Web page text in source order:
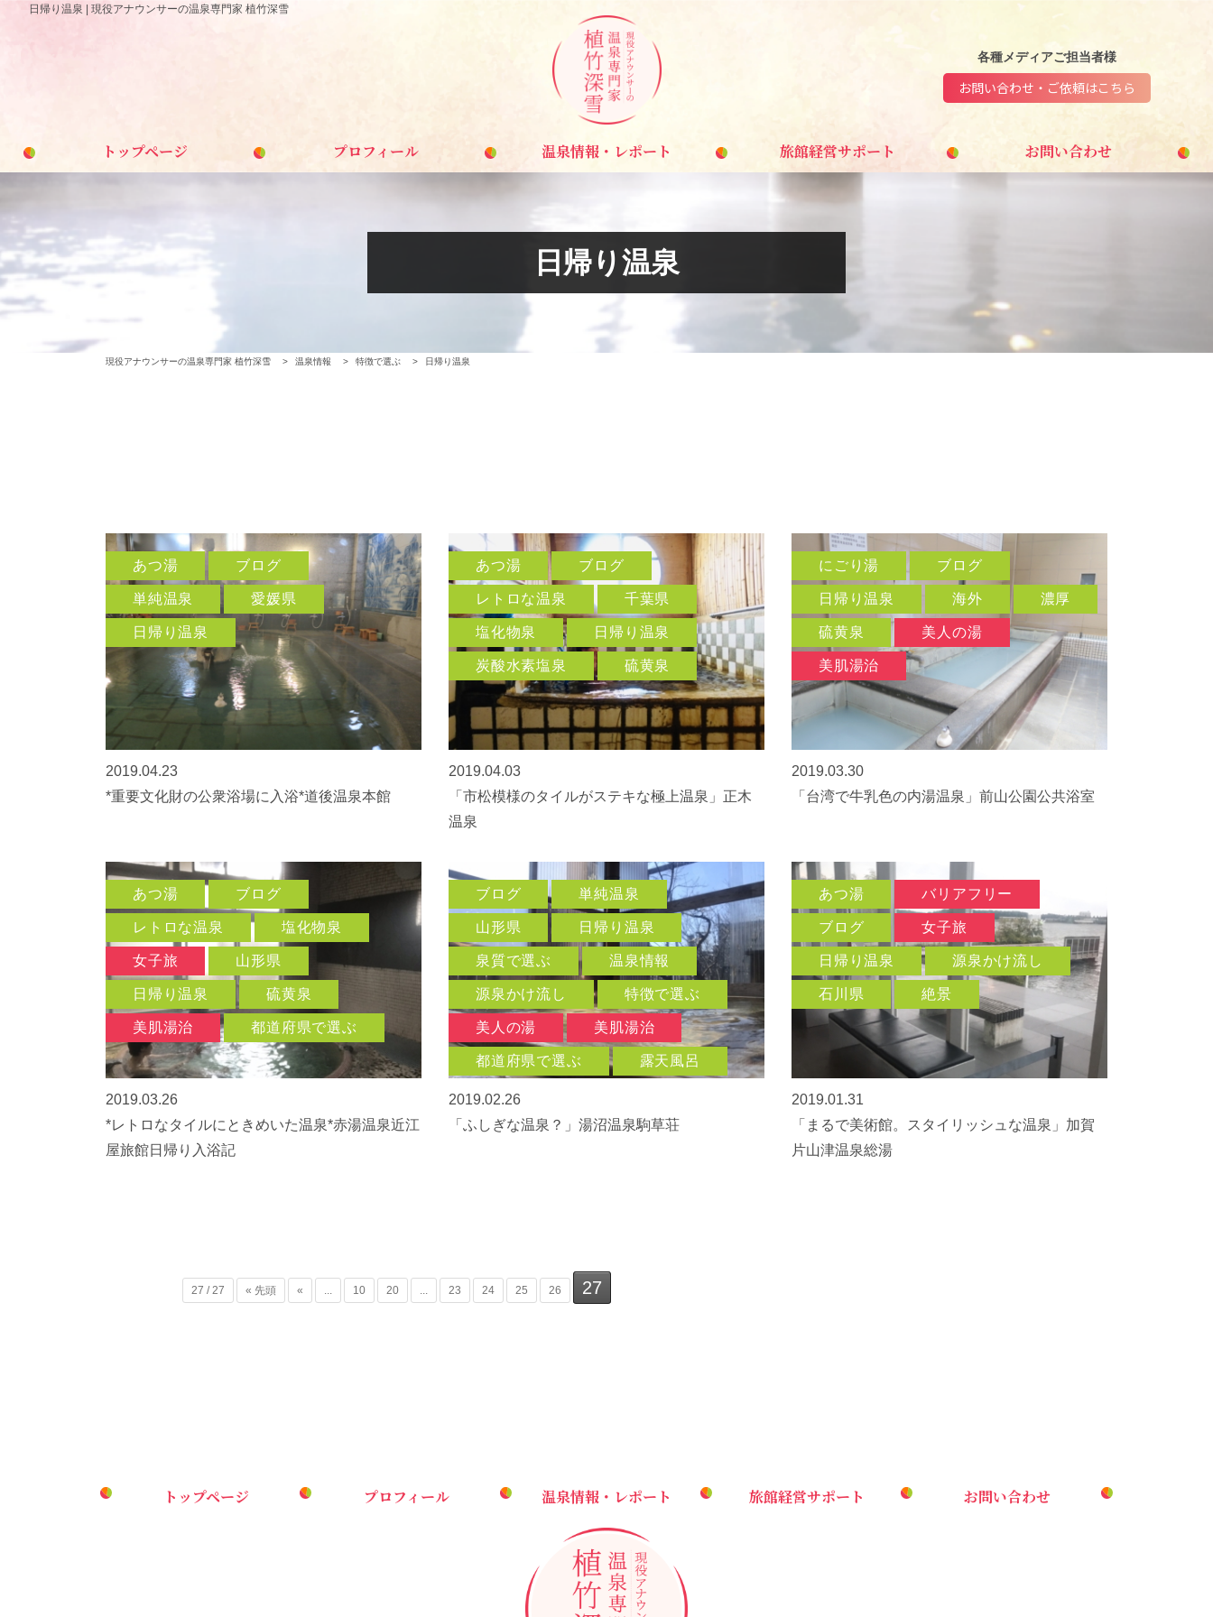
日帰り温泉 | 現役アナウンサーの温泉専門家 植竹深雪
各種メディアご担当者様
お問い合わせ・ご依頼はこちら
トップページ プロフィール 温泉情報・レポート 旅館経営サポート お問い合わせ
日帰り温泉
現役アナウンサーの温泉専門家 植竹深雪 > 温泉情報 > 特徴で選ぶ > 日帰り温泉
あつ湯 ブログ
単純温泉 愛媛県
日帰り温泉
2019.04.23
*重要文化財の公衆浴場に入浴*道後温泉本館
あつ湯 ブログ
レトロな温泉 千葉県
塩化物泉 日帰り温泉
炭酸水素塩泉 硫黄泉
2019.04.03
「市松模様のタイルがステキな極上温泉」正木
温泉
にごり湯 ブログ
日帰り温泉 海外 濃厚
硫黄泉 美人の湯
美肌湯治
2019.03.30
「台湾で牛乳色の内湯温泉」前山公園公共浴室
あつ湯 ブログ
レトロな温泉 塩化物泉
女子旅 山形県
日帰り温泉 硫黄泉
美肌湯治 都道府県で選ぶ
2019.03.26
*レトロなタイルにときめいた温泉*赤湯温泉近江
屋旅館日帰り入浴記
ブログ 単純温泉
山形県 日帰り温泉
泉質で選ぶ 温泉情報
源泉かけ流し 特徴で選ぶ
美人の湯 美肌湯治
都道府県で選ぶ 露天風呂
2019.02.26
「ふしぎな温泉？」湯沼温泉駒草荘
あつ湯 バリアフリー
ブログ 女子旅
日帰り温泉 源泉かけ流し
石川県 絶景
2019.01.31
「まるで美術館。スタイリッシュな温泉」加賀
片山津温泉総湯
27 / 27 « 先頭 « ... 10 20 ... 23 24 25 26 27
トップページ プロフィール 温泉情報・レポート 旅館経営サポート お問い合わせ